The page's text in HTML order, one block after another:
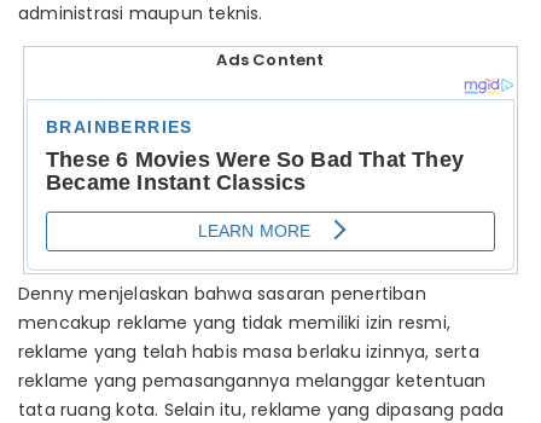
administrasi maupun teknis.
Ads Content
Denny menjelaskan bahwa sasaran penertiban
mencakup reklame yang tidak memiliki izin resmi,
reklame yang telah habis masa berlaku izinnya, serta
reklame yang pemasangannya melanggar ketentuan
tata ruang kota. Selain itu, reklame yang dipasang pada